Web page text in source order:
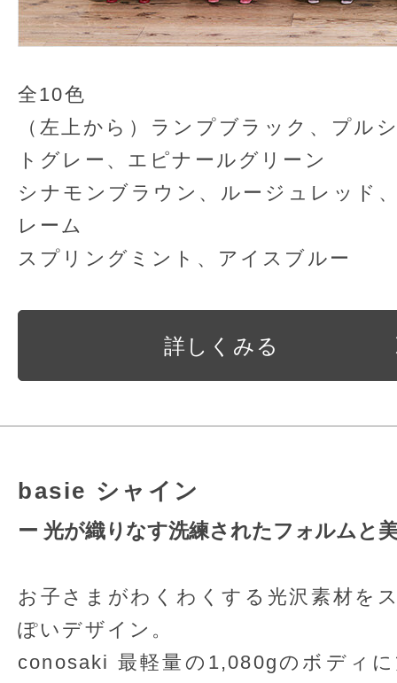
全10色
（左上から）ランプブラック、プル
トグレー、エピナールグリーン
シナモンブラウン、ルージュレッド
レーム
スプリングミント、アイスブルー
詳しくみる
basie シャイン
ー 光が織りなす洗練されたフォルムと
お子さまがわくわくする光沢素材を
ぽいデザイン。
conosaki 最軽量の1,080gのボディ